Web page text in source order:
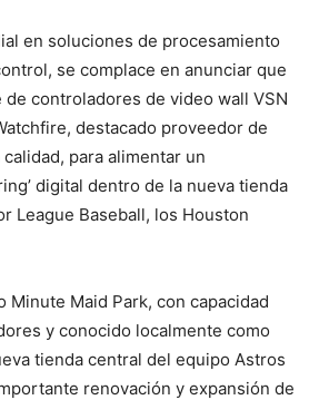
en soluciones de procesamiento
se complace en anunciar que
de controladores de video wall VSN
destacado proveedor de
para alimentar un
digital dentro de la nueva tienda
League Baseball, los Houston
Minute Maid Park, con capacidad
y conocido localmente como
tienda central del equipo Astros
renovación y expansión de